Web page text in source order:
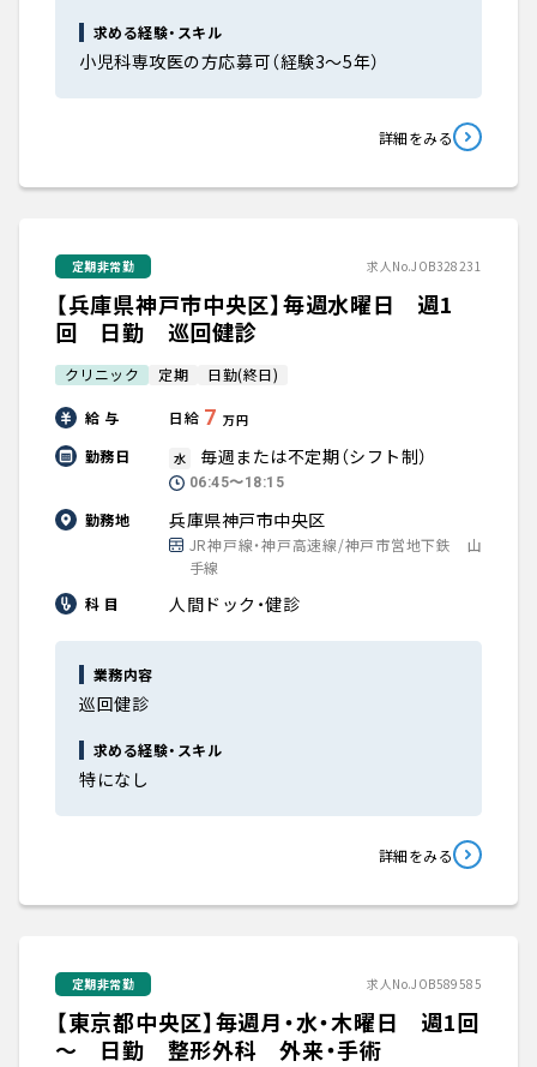
求める経験・スキル
小児科専攻医の方応募可（経験3～5年）
詳細をみる
定期非常勤 求人No.JOB328231
【兵庫県神戸市中央区】毎週水曜日 週1
回 日勤 巡回健診
クリニック 定期 日勤(終日)
給 与 日給 7 万円
勤務日 水 毎週または不定期（シフト制）
06:45〜18:15
勤務地 兵庫県神戸市中央区
JR神戸線・神戸高速線/神戸市営地下鉄 山
手線
科 目
人間ドック・健診
業務内容
巡回健診
求める経験・スキル
特になし
詳細をみる
定期非常勤 求人No.JOB589585
【東京都中央区】毎週月・水・木曜日 週1回
～ 日勤 整形外科 外来・手術